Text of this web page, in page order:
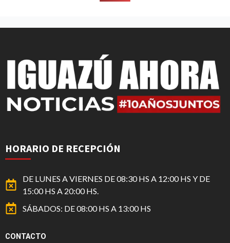
HORARIO DE RECEPCIÓN
DE LUNES A VIERNES DE 08:30 HS A 12:00 HS Y DE
15:00 HS A 20:00 HS.
SÁBADOS: DE 08:00 HS A 13:00 HS
CONTACTO